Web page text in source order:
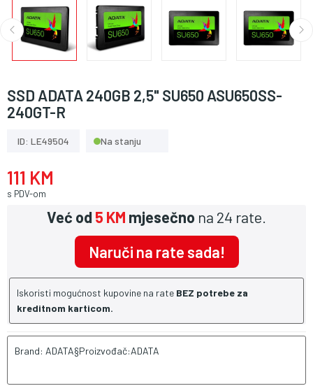
SSD ADATA 240GB 2,5" SU650 ASU650SS-
240GT-R
ID: LE49504 Na stanju
111 KM
s PDV-om
Već od5 KM mjesečno na 24 rate.
Naruči na rate sada!
Iskoristi mogućnost kupovine na rate BEZ potrebe za
kreditnom karticom.
Brand: ADATA§Proizvođač:ADATA